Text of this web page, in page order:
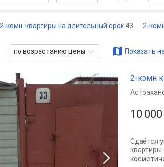
2-комн. квартиры на длительный срок 43 2-
по возрастанию цены Показать
2-комн
10
Сдаётся
квартиры